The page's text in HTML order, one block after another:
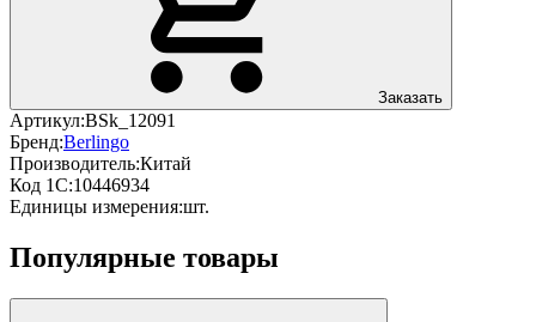
Заказать
Артикул:BSk_12091
Бренд:Berlingo
Производитель:Китай
Код 1С:10446934
Единицы измерения:шт.
Популярные товары